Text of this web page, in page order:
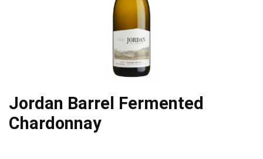
Jordan Barrel Fermented
Chardonnay